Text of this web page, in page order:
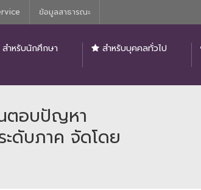
ข้อมูลสาธารณะ
สำหรับนักศึกษา สำหรับบุคคลทั่วไป
ตอบปัญหา
ดับภาค จัดโดย